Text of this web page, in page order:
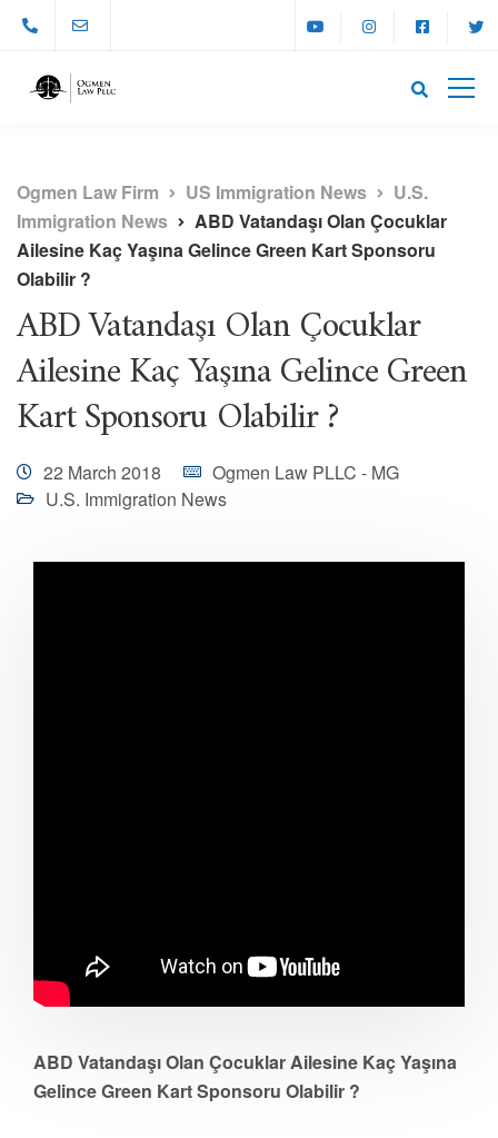
Ogmen Law Firm US Immigration News
U.S.
Immigration News
ABD Vatandaşı Olan Çocuklar
Ailesine Kaç Yaşına Gelince Green Kart Sponsoru
Olabilir ?
ABD Vatandaşı Olan Çocuklar
Ailesine Kaç Yaşına Gelince Green
Kart Sponsoru Olabilir ?
22 March 2018
Ogmen Law PLLC - MG
U.S. Immigration News
ABD Vatandaşı Olan Çocuklar Ailesine Kaç Yaşına
Gelince Green Kart Sponsoru Olabilir ?